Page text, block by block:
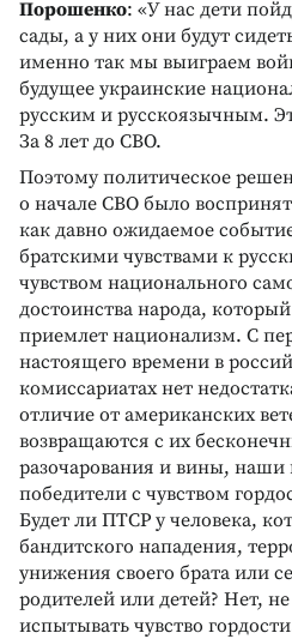
Порошенко: «У нас дети
сады, а у них они будут
именно так мы выиграем
будущее украинские
русским и русскоязычным.
За 8 лет до СВО.
Поэтому политическое
о начале СВО было
как давно ожидаемое
братскими чувствами к
чувством национального
достоинства народа,
приемлет национализм. С
настоящего времени в
комиссариатах нет
отличие от американских
возвращаются с их
разочарования и вины, наши
победители с чувством
Будет ли ПТСР у человека,
бандитского нападения,
унижения своего брата или
родителей или детей? Нет, не
испытывать чувство